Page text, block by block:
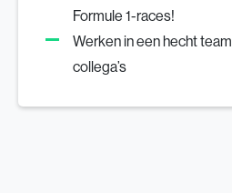
Formule 1-races!
Werken in een hecht
collega’s